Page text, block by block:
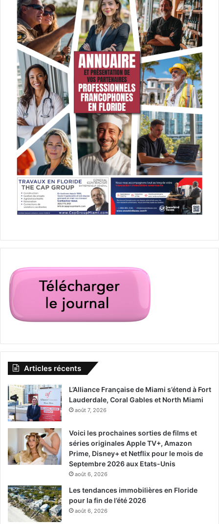
Articles récents
L’Alliance Française de Miami s’étend à Fort
Lauderdale, Coral Gables et North Miami
août 7, 2026
Voici les prochaines sorties de films et
séries originales Apple TV+, Amazon
Prime, Disney+ et Netflix pour le mois de
Septembre 2026 aux Etats-Unis
août 6, 2026
Les tendances immobilières en Floride
pour la fin de l’été 2026
août 6, 2026